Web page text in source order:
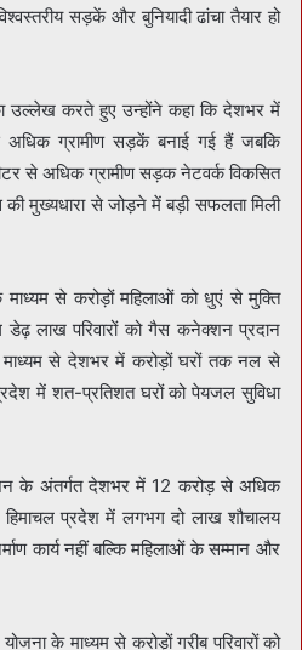
सड़कें और बुनियादी ढांचा तैयार हो
उल्लेख करते हुए उन्होंने कहा कि देशभर में
ग्रामीण सड़कें बनाई गई हैं जबकि
से अधिक ग्रामीण सड़क नेटवर्क विकसित
की मुख्यधारा से जोड़ने में बड़ी सफलता मिली
माध्यम से करोड़ों महिलाओं को धुएं से मुक्ति
लाख परिवारों को गैस कनेक्शन प्रदान
से देशभर में करोड़ों घरों तक नल से
में शत-प्रतिशत घरों को पेयजल सुविधा
के अंतर्गत देशभर में 12 करोड़ से अधिक
हिमाचल प्रदेश में लगभग दो लाख शौचालय
कार्य नहीं बल्कि महिलाओं के सम्मान और
के माध्यम से करोड़ों गरीब परिवारों को